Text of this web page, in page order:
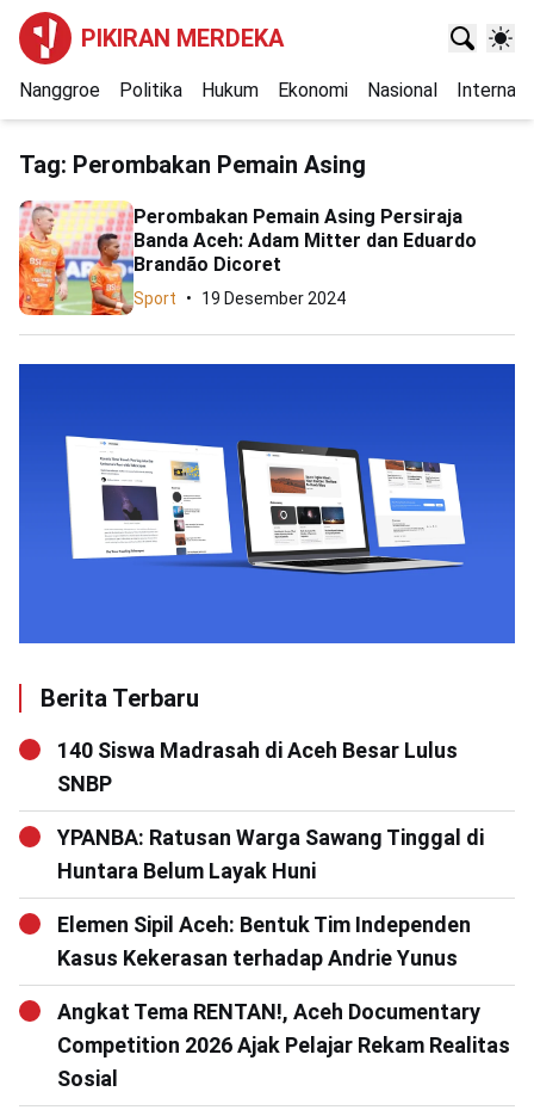
PIKIRAN MERDEKA
Nanggroe Politika Hukum Ekonomi Nasional
Tag: Perombakan Pemain Asing
Perombakan Pemain Asing Persiraja
Banda Aceh: Adam Mitter dan Eduardo
Brandão Dicoret
Sport 19 Desember 2024
Berita Terbaru
140 Siswa Madrasah di Aceh Besar Lulus
SNBP
YPANBA: Ratusan Warga Sawang Tinggal di
Huntara Belum Layak Huni
Elemen Sipil Aceh: Bentuk Tim Independen
Kasus Kekerasan terhadap Andrie Yunus
Angkat Tema RENTAN!, Aceh Documentary
Competition 2026 Ajak Pelajar Rekam Realitas
Sosial